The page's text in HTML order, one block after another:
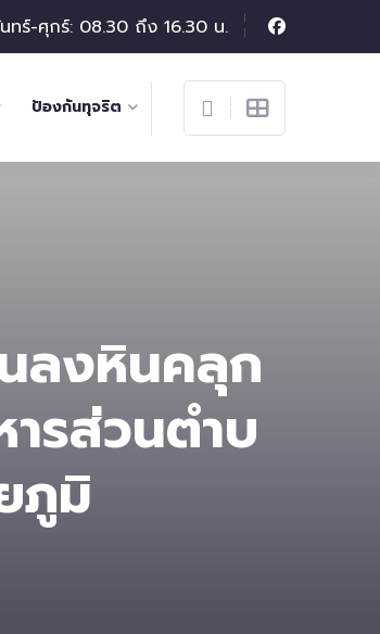
ทร์-ศุกร์: 08.30 ถึง 16.30 น.
ป้องกันทุจริต
ลงหินคลุก
รส่วนตําบ
ภูมิ